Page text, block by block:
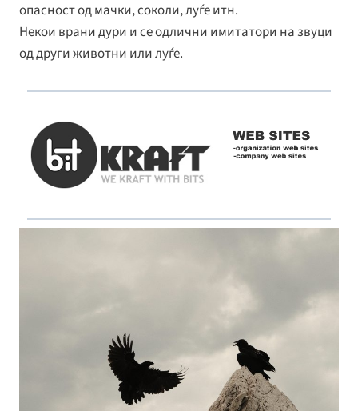
опасност од мачки, соколи, луѓе итн.
Некои врани дури и се одлични имитатори на звуци
од други животни или луѓе.